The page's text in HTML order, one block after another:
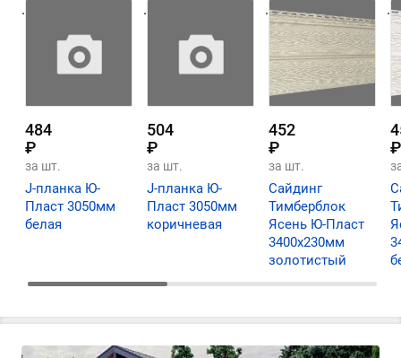
.
484
₽
за шт.
J-планка Ю-
Пласт 3050мм
белая
.
504
₽
за шт.
J-планка Ю-
Пласт 3050мм
коричневая
.
452
₽
за шт.
Сайдинг
Тимберблок
Ясень Ю-Пласт
3400х230мм
золотистый
.
₽